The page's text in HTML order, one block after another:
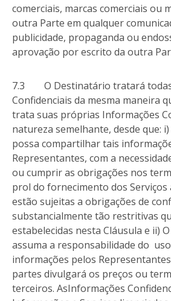
comerciais, marcas comerciais ou
outra Parte em qualquer
publicidade, propaganda ou
aprovação por escrito da outra
7.3 O Destinatário tratará todas
Confidenciais da mesma maneira
trata suas próprias Informações
natureza semelhante, desde que:
possa compartilhar tais
Representantes, com a
ou cumprir as obrigações nos
prol do fornecimento dos Serviços
estão sujeitas a obrigações de
substancialmente tão restritivas
estabelecidas nesta Cláusula e ii)
assuma a responsabilidade do
informações pelos
partes divulgará os preços ou
terceiros. AsInformações